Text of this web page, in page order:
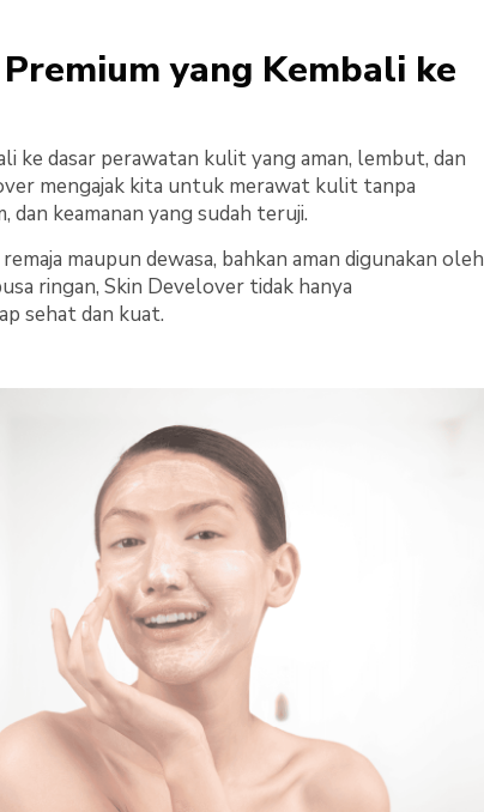
yang Kembali ke
ke dasar perawatan kulit yang aman, lembut, dan
mengajak kita untuk merawat kulit tanpa
keamanan yang sudah teruji.
maupun dewasa, bahkan aman digunakan oleh
ringan, Skin Develover tidak hanya
sehat dan kuat.